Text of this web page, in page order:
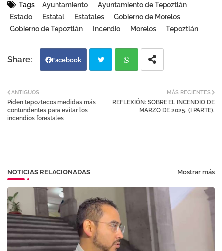
Tags Ayuntamiento
Ayuntamiento de Tepoztlán
Estado
Estatal Estatales
Gobierno de Morelos
Gobierno de Tepoztlán
Incendio Morelos Tepoztlán
Facebook
tter atsa
MÁS RECIENTES
REFLEXIÓN: SOBRE EL INCENDIO DE
MARZO DE 2025. (I PARTE).
ANTIGUOS
Piden tepoztecos medidas más
contundentes para evitar los
incendios forestales
NOTICIAS RELACIONADAS Mostrar más